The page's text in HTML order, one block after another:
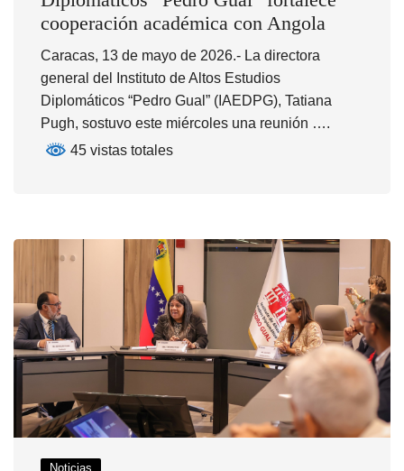
cooperación académica con Angola
Caracas, 13 de mayo de 2026.- La directora
general del Instituto de Altos Estudios
Diplomáticos “Pedro Gual” (IAEDPG), Tatiana
Pugh, sostuvo este miércoles una reunión ….
45 vistas totales
Noticias